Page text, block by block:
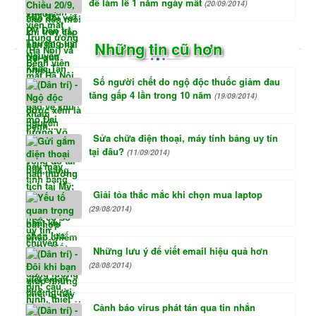
(20/09/2014)
Những tin cũ hơn
Số người chết do ngộ độc thuốc giảm đau
tăng gấp 4 lần trong 10 năm (19/09/2014)
Sửa chữa điện thoại, máy tính bảng uy tín
tại đâu? (11/09/2014)
Giải tỏa thắc mắc khi chọn mua laptop
(29/08/2014)
Những lưu ý để viết email hiệu quả hơn
(28/08/2014)
Cảnh báo virus phát tán qua tin nhắn